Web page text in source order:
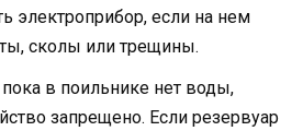
электроприбор, если на нем
сколы или трещины.
в поильнике нет воды,
запрещено. Если резервуар